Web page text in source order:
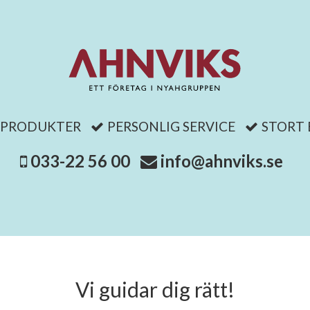
PERSONLIG SERVICE STORT
033-22 56 00 info@ahnviks.se
Vi guidar dig rätt!